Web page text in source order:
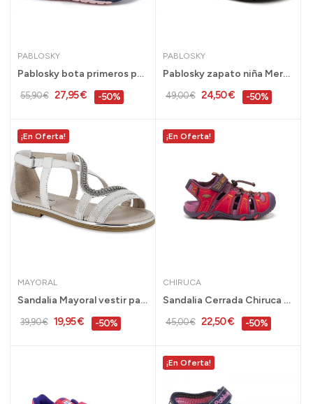
PABLOSKY
Pablosky bota primeros pasos niña corazones...
55,90 € 27,95 € -50%
PABLOSKY
Pablosky zapato niña Mercedes piel marino 24 al...
49,00 € 24,50 € -50%
¡En Oferta!
MAYORAL
Sandalia Mayoral vestir para niña blanca 31 al...
39,90 € 19,95 € -50%
¡En Oferta!
CHIRUCA
Sandalia Cerrada Chiruca niña Brasil 08 Rosa -...
45,00 € 22,50 € -50%
¡En Oferta!